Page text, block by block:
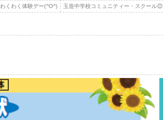
わくわく体験デー(^O^) 玉造中学校コミュニティー・スクール😊